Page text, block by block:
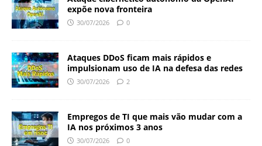
expõe nova fronteira
30/07/2026 0
Ataques DDoS ficam mais rápidos e
impulsionam uso de IA na defesa das redes
30/07/2026 2
Empregos de TI que mais vão mudar com a
IA nos próximos 3 anos
30/07/2026 0